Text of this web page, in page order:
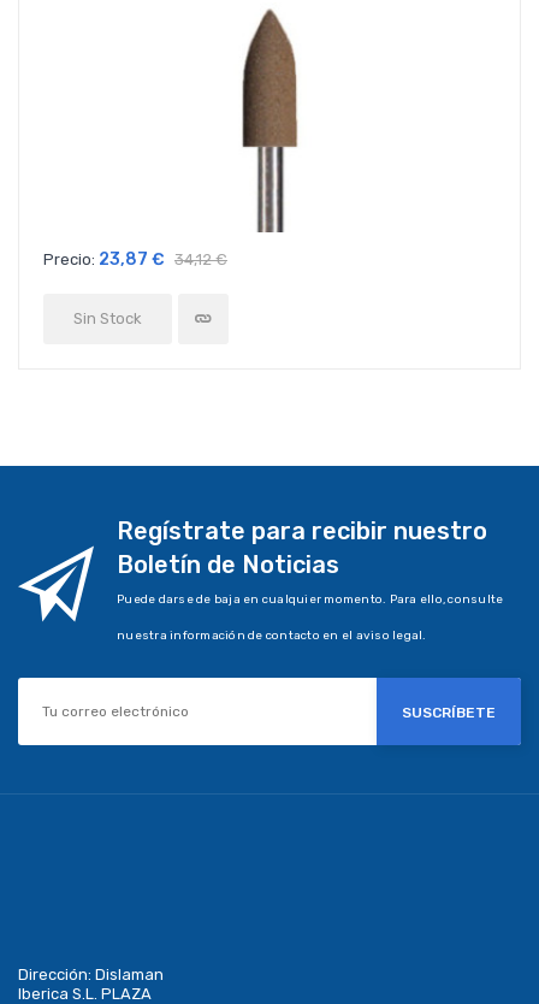
Precio: 23,87 € 34,12 €
Sin Stock
Regístrate para recibir nuestro
Boletín de Noticias
Puede darse de baja en cualquier momento. Para ello, consulte
nuestra información de contacto en el aviso legal.
SUSCRÍBETE
Dirección: Dislaman
Iberica S.L. PLAZA